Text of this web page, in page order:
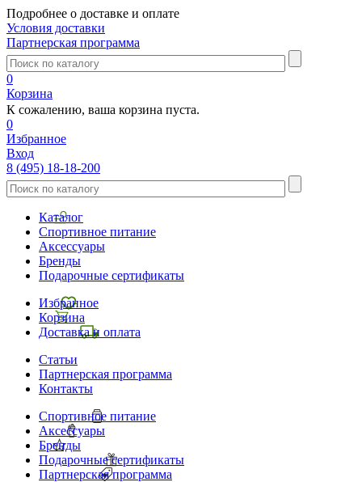
Подробнее о доставке и оплате
Условия доставки
Партнерская программа
0
Корзина
К сожалению, ваша корзина пуста.
0
Избранное
Вход
8 (495) 18-18-200
Каталог
Спортивное питание
Аксессуары
Бренды
Подарочные сертификаты
Избранное
Корзина
Доставка и оплата
Статьи
Партнерская программа
Контакты
Спортивное питание
Аксессуары
Бренды
Подарочные сертификаты
Партнерская программа